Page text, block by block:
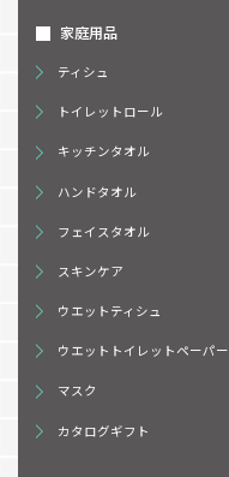
家庭用品
ティシュ
トイレットロール
キッチンタオル
ハンドタオル
フェイスタオル
スキンケア
ウエットティシュ
ウエットトイレットペーパー
マスク
カタログギフト